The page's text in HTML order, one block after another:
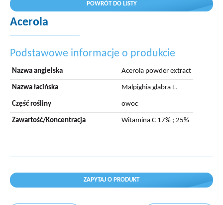
POWRÓT DO LISTY
Acerola
Podstawowe informacje o produkcie
Nazwa angielska Acerola powder extract
Nazwa łacińska Malpighia glabra L.
Część rośliny owoc
Zawartość/Koncentracja Witamina C 17% ; 25%
ZAPYTAJ O PRODUKT